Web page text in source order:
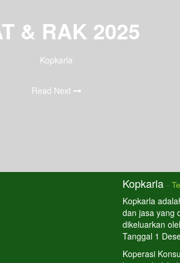
& RAK 2025
Kopkarla
Read Next
Kopkarla -
Kopkarla
dan jasa yang
dikeluarkan
Tanggal 1
Koperasi